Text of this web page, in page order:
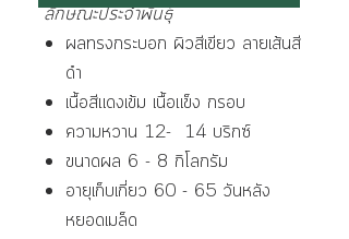
ลักษณะประจำพันธุ์
ผลทรงกระบอก ผิวสีเขียว ลายเส้นสี
ดำ
เนื้อสีแดงเข้ม เนื้อแข็ง กรอบ
ความหวาน 12- 14 บริกซ์
ขนาดผล 6 - 8 กิโลกรัม
อายุเก็บเกี่ยว 60 - 65 วันหลัง
หยอดเมล็ด